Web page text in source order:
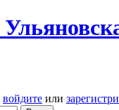
войдите или